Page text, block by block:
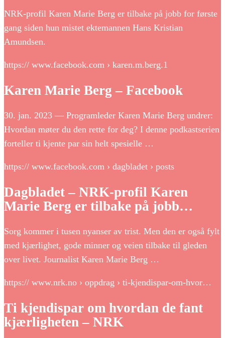
NRK-profil Karen Marie Berg er tilbake på jobb for første
gang siden hun mistet ektemannen Hans Kristian
Amundsen.
https:// www.facebook.com › karen.m.berg.1
Karen Marie Berg – Facebook
30. jan. 2023 — Programleder Karen Marie Berg undrer:
Hvordan møter du den rette for deg? I denne podkastserien
forteller ti kjente par sin helt spesielle …
https:// www.facebook.com › dagbladet › posts
Dagbladet – NRK-profil Karen
Marie Berg er tilbake på jobb…
Sorg kommer i tusen nyanser av trist. Men den er også fylt
med kjærlighet, gode minner og veien tilbake til gleden
over livet. Journalist Karen Marie Berg …
https:// www.nrk.no › oppdrag › ti-kjendispar-om-hvor…
Ti kjendispar om hvordan de fant
kjærligheten – NRK